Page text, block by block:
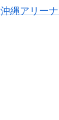
沖縄アリー